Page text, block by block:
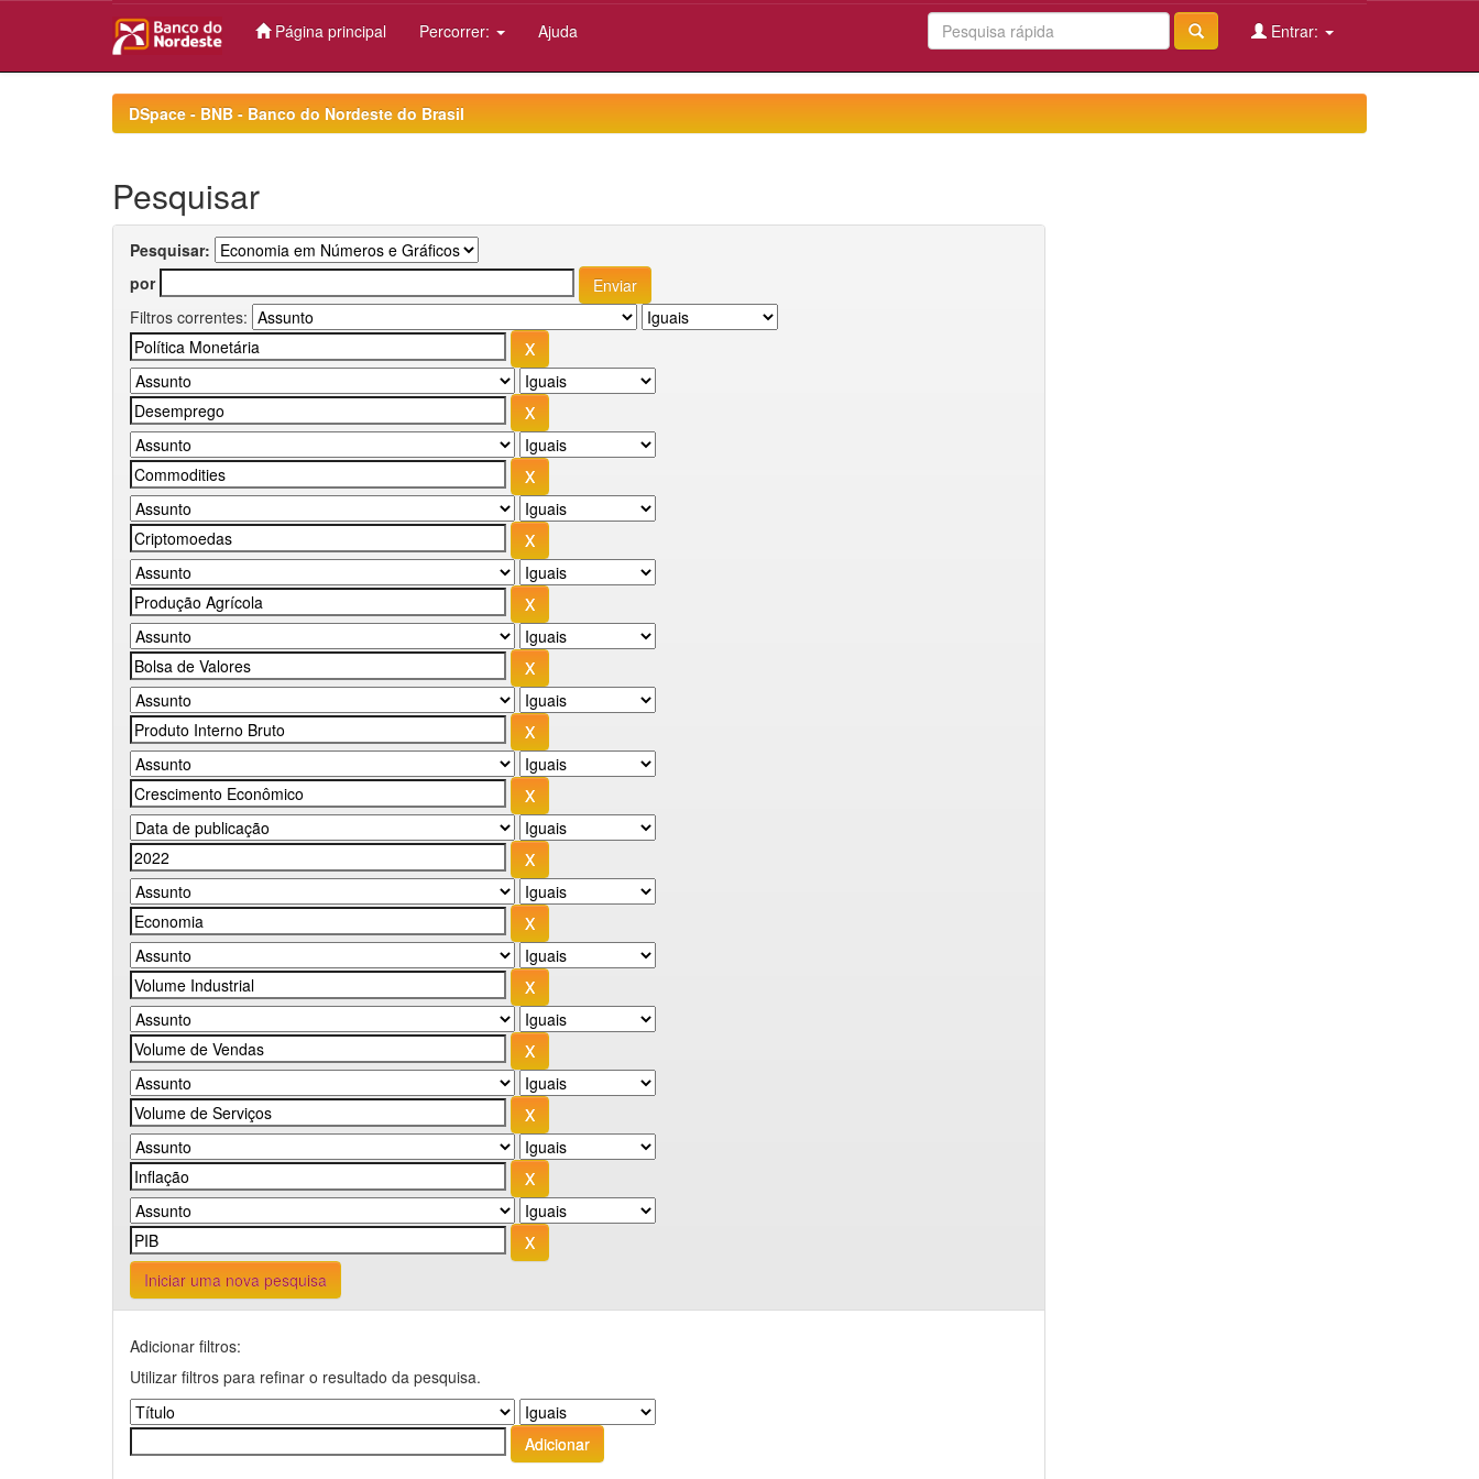
Página principal Percorrer: Ajuda Entrar:
DSpace - BNB - Banco do Nordeste do Brasil
Pesquisar
Pesquisar:
por
Filtros correntes:
Iniciar uma nova pesquisa
Adicionar filtros:
Utilizar filtros para refinar o resultado da pesquisa.